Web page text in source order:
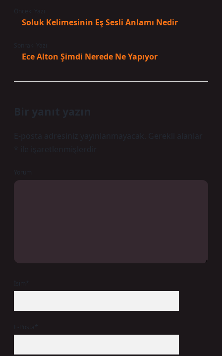
Soluk Kelimesinin Eş Sesli Anlamı Nedir
Ece Alton Şimdi Nerede Ne Yapıyor
Bir yanıt yazın
E-posta adresiniz yayınlanmayacak.
Gerekli alanlar
ile işaretlenmişlerdir